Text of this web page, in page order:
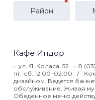
Район
Кафе Индор
ул. Я. Коласа, 52 8
пт.-сб.:12:00–02:00
дизайном. Ведется
обслуживание. Живая
Обеденное меню